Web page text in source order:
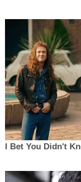
I Bet You Didn't